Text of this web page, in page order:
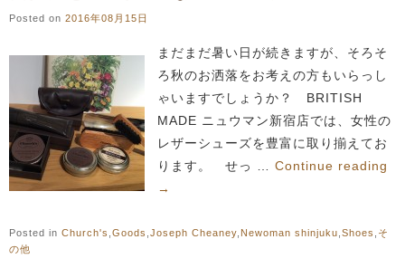
Posted on 2016年08月15日
まだまだ暑い日が続きますが、そろそ
ろ秋のお洒落をお考えの方もいらっし
ゃいますでしょうか？ BRITISH
MADE ニュウマン新宿店では、女性の
レザーシューズを豊富に取り揃えてお
ります。 せっ … Continue reading
→
Posted in Church's Goods Joseph Cheaney Newoman shinjuku Shoes そ
の他